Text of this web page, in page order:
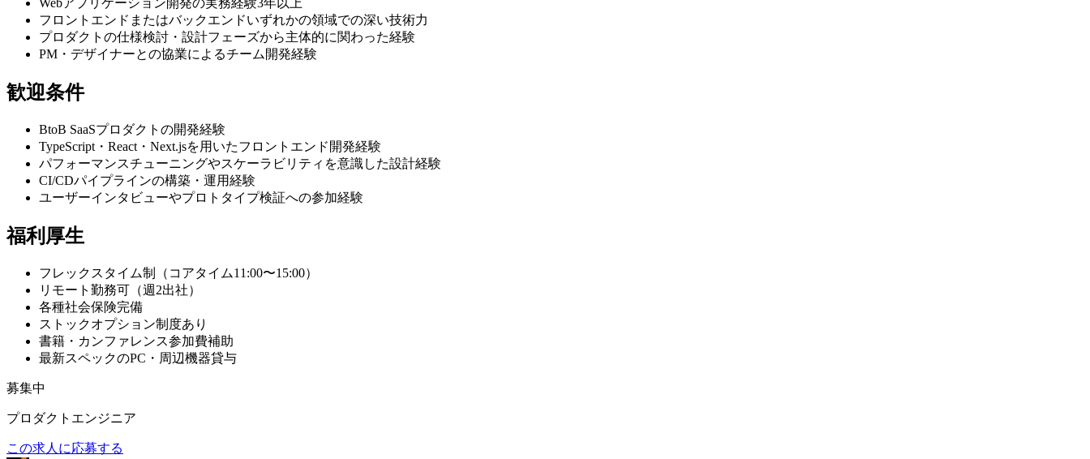
Webアプリケーション開発の実務経験3年以上
フロントエンドまたはバックエンドいずれかの領域での深い技術力
プロダクトの仕様検討・設計フェーズから主体的に関わった経験
PM・デザイナーとの協業によるチーム開発経験
歓迎条件
BtoB SaaSプロダクトの開発経験
TypeScript・React・Next.jsを用いたフロントエンド開発経験
パフォーマンスチューニングやスケーラビリティを意識した設計経験
CI/CDパイプラインの構築・運用経験
ユーザーインタビューやプロトタイプ検証への参加経験
福利厚生
フレックスタイム制（コアタイム11:00〜15:00）
リモート勤務可（週2出社）
各種社会保険完備
ストックオプション制度あり
書籍・カンファレンス参加費補助
最新スペックのPC・周辺機器貸与
募集中
プロダクトエンジニア
この求人に応募する